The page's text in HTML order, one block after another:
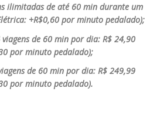
ilimitadas de até 60 min durante um
+R$0,60 por minuto pedalado);
viagens de 60 min por dia: R$ 24,90
por minuto pedalado);
de 60 min por dia: R$ 249,99
por minuto pedalado).